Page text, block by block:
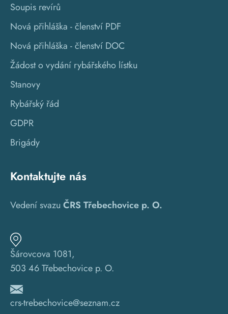
Soupis revírů
Nová přihláška - členství PDF
Nová přihláška - členství DOC
Žádost o vydání rybářského lístku
Stanovy
Rybářský řád
GDPR
Brigády
Kontaktujte nás
Vedení svazu ČRS Třebechovice p. O.
Šárovcova 1081,
503 46 Třebechovice p. O.
crs-trebechovice@seznam.cz